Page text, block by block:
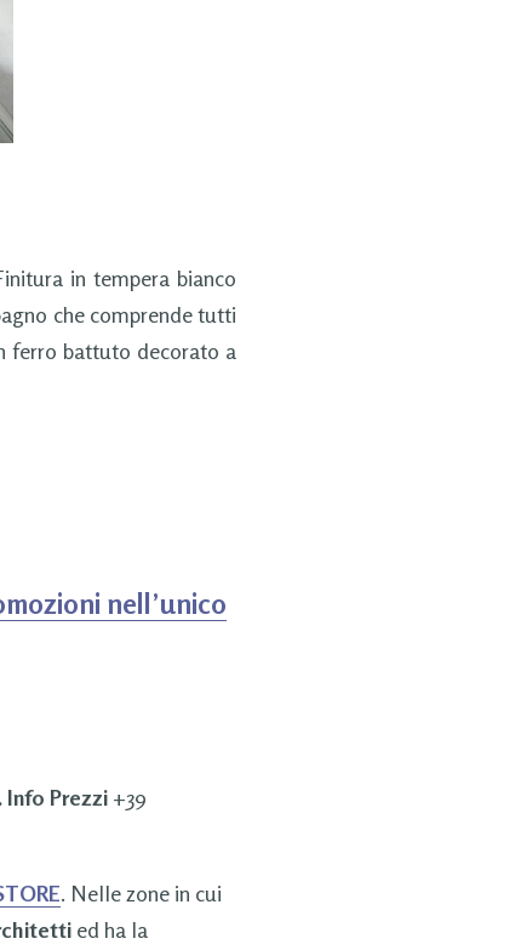
in tempera bianco
che comprende tutti
ferro battuto decorato a
nell’unico
Info Prezzi+39
. Nelle zone in cui
ed ha la